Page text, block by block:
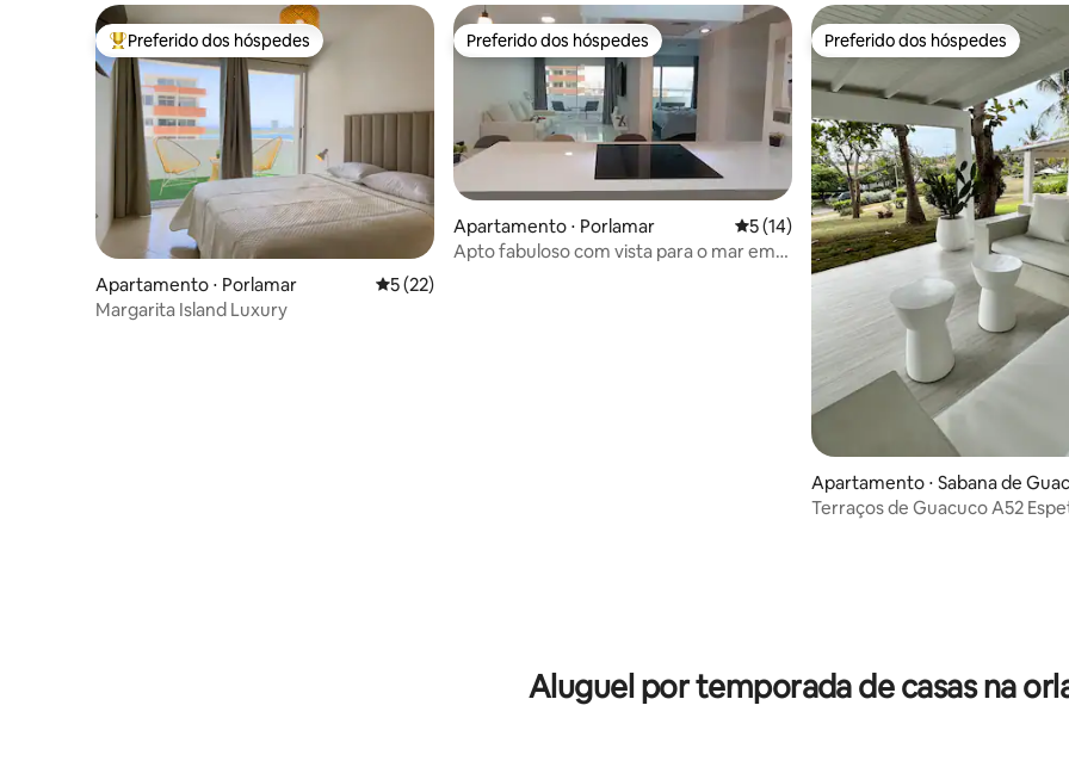
Entre os melhores preferidos dos hóspedes
Preferido dos hóspedes
Apartamento ⋅ Porlamar 5 de uma avaliação média de 5, 22 avaliações
5 (22)
Margarita Island Luxury
Preferido dos hóspedes
Preferido dos hóspedes
Apartamento ⋅ Porlamar 5 de uma avaliação média de 5, 14
5 (14)
Apto fabuloso com vista para o mar em
Preferido dos hóspedes
Preferido dos hóspedes
Apartamento ⋅ Sabana de
o
Terraços de Guacuco A52
Aluguel por temporada de casas na